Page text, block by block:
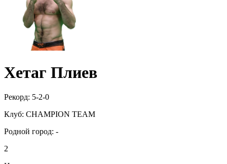
Хетаг Плиев
Рекорд: 5-2-0
Клуб: CHAMPION TEAM
Родной город: -
2